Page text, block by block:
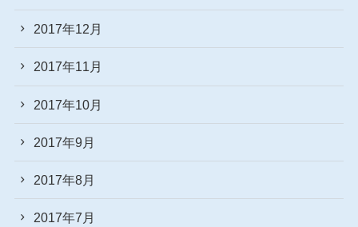
2017年12月
2017年11月
2017年10月
2017年9月
2017年8月
2017年7月